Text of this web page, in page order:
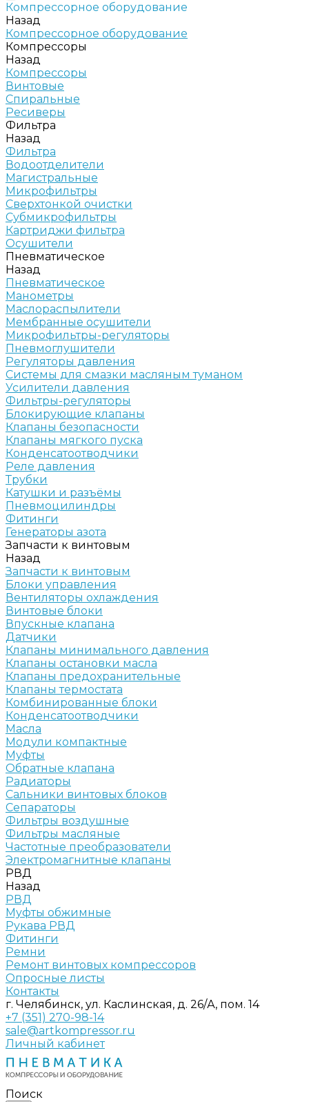
Компрессорное оборудование
Назад
Компрессорное оборудование
Компрессоры
Назад
Компрессоры
Винтовые
Спиральные
Ресиверы
Фильтра
Назад
Фильтра
Водоотделители
Магистральные
Микрофильтры
Сверхтонкой очистки
Субмикрофильтры
Картриджи фильтра
Осушители
Пневматическое
Назад
Пневматическое
Манометры
Маслораспылители
Мембранные осушители
Микрофильтры-регуляторы
Пневмоглушители
Регуляторы давления
Системы для смазки масляным туманом
Усилители давления
Фильтры-регуляторы
Блокирующие клапаны
Клапаны безопасности
Клапаны мягкого пуска
Конденсатоотводчики
Реле давления
Трубки
Катушки и разъёмы
Пневмоцилиндры
Фитинги
Генераторы азота
Запчасти к винтовым
Назад
Запчасти к винтовым
Блоки управления
Вентиляторы охлаждения
Винтовые блоки
Впускные клапана
Датчики
Клапаны минимального давления
Клапаны остановки масла
Клапаны предохранительные
Клапаны термостата
Комбинированные блоки
Конденсатоотводчики
Масла
Модули компактные
Муфты
Обратные клапана
Радиаторы
Сальники винтовых блоков
Сепараторы
Фильтры воздушные
Фильтры масляные
Частотные преобразователи
Электромагнитные клапаны
РВД
Назад
РВД
Муфты обжимные
Рукава РВД
Фитинги
Ремни
Ремонт винтовых компрессоров
Опросные листы
Контакты
г. Челябинск, ул. Каслинская, д. 26/А, пом. 14
+7 (351) 270-98-14
sale@artkompressor.ru
Личный кабинет
Поиск